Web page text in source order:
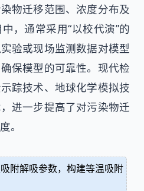
物迁移范围、浓度分布及
，通常采用“以校代演”的
验或现场监测数据对模型
保模型的可靠性。现代检
踪技术、地球化学模拟技
进一步提高了对污染物迁
。
附解吸参数，构建等温吸附